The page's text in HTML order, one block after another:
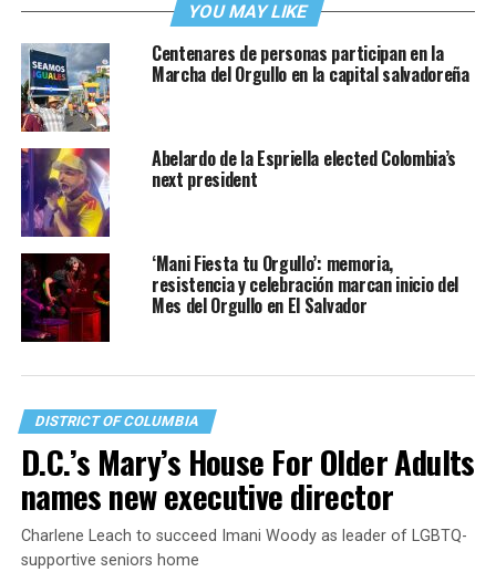
YOU MAY LIKE
Centenares de personas participan en la
Marcha del Orgullo en la capital salvadoreña
Abelardo de la Espriella elected Colombia’s
next president
‘Mani Fiesta tu Orgullo’: memoria,
resistencia y celebración marcan inicio del
Mes del Orgullo en El Salvador
DISTRICT OF COLUMBIA
D.C.’s Mary’s House For Older Adults
names new executive director
Charlene Leach to succeed Imani Woody as leader of LGBTQ-
supportive seniors home